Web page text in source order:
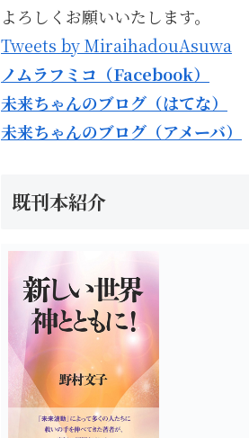
よろしくお願いいたします。
Tweets by MiraihadouAsuwa
ノムラフミコ（Facebook）
未来ちゃんのブログ（はてな）
未来ちゃんのブログ（アメーバ）
既刊本紹介